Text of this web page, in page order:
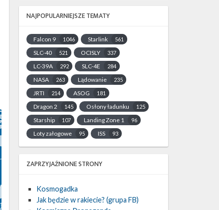
NAJPOPULARNIEJSZE TEMATY
Falcon 9 1046 Starlink 561
SLC-40 521 OCISLY 337
LC-39A 292 SLC-4E 284
NASA 263 Lądowanie 235
JRTI 214 ASOG 181
Dragon 2 145 Osłony ładunku 125
Starship 107 Landing Zone 1 96
Loty załogowe 95 ISS 93
ZAPRZYJAŹNIONE STRONY
Kosmogadka
Jak będzie w rakiecie? (grupa FB)